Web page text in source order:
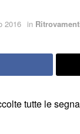
2016 in
tutte le